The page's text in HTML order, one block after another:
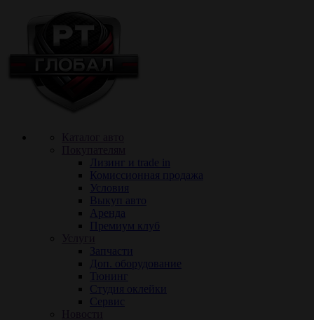
Лизинг и trade in
Комиссионная продажа
Условия
Выкуп авто
Аренда
Премиум клуб
Запчасти
Доп. оборудование
Тюнинг
Cтудия оклейки
Сервис